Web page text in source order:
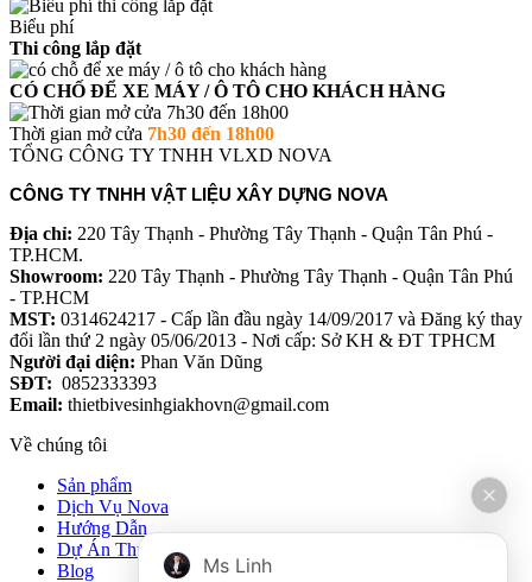
Biểu phí
Thi công lắp đặt
CÓ CHỐ ĐỂ XE MÁY / Ô TÔ CHO KHÁCH HÀNG
Thời gian mở cửa 7h30 đến 18h00
TỔNG CÔNG TY TNHH VLXD NOVA
CÔNG TY TNHH VẬT LIỆU XÂY DỰNG NOVA
Địa chỉ: 220 Tây Thạnh - Phường Tây Thạnh - Quận Tân Phú -
TP.HCM.
Showroom: 220 Tây Thạnh - Phường Tây Thạnh - Quận Tân Phú
- TP.HCM
MST: 0314624217 - Cấp lần đầu ngày 14/09/2017 và Đăng ký thay
đổi lần thứ 2 ngày 05/06/2013 - Nơi cấp: Sở KH & ĐT TPHCM
Người đại diện: Phan Văn Dũng
SĐT: 0852333393
Email: thietbivesinhgiakhovn@gmail.com
Về chúng tôi
Sản phẩm
Dịch Vụ Nova
Hướng Dẫn
Dự Án Thực Tế
Blog
Ms Linh